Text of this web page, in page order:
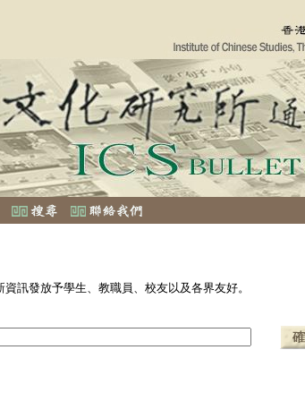
訊發放予學生、教職員、校友以及各界友好。